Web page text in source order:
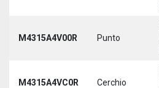
M4315A4V00R Punto
M4315A4VC0R Cerchio